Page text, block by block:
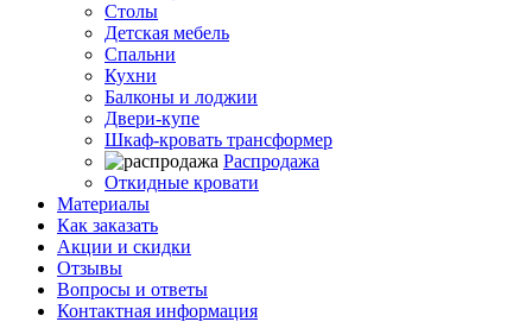
Столы
Детская мебель
Спальни
Кухни
Балконы и лоджии
Двери-купе
Шкаф-кровать трансформер
Распродажа
Откидные кровати
Материалы
Как заказать
Акции и скидки
Отзывы
Вопросы и ответы
Контактная информация